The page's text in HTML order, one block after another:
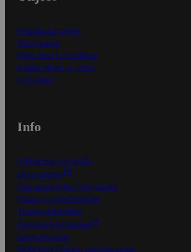
Ensitilaajan ohjeet
Näin maksat
Näin tilaat ja muokkaat
Kaikki ohjeet ja vinkit
In English
Info
S-Business yrityksille
Oiva-raportit
Osuuskauppojen yhteystiedot
Tilaus- ja toimitusehdot
Tietosuojakäytäntö
Palvelun käyttöehdot
Saavutettavuus
Mobiilisovelluksen saavutettavuus